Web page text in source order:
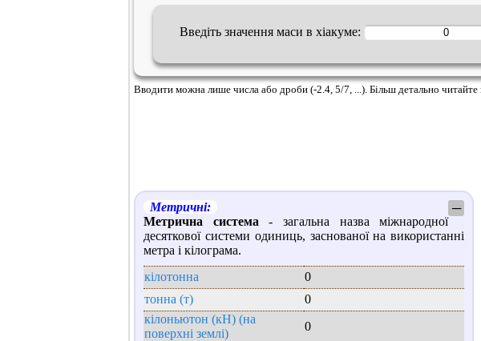
Введіть значення маси в хіакуме:
Вводити можна лише числа або дроби (-2.4, 5/7, ...). Більш детально читайте
Метричні:
─
Метрична система- загальна назва міжнародної
десяткової системи одиниць, заснованої на використанні
метра і кілограма.
кілотонна
0
тонна (т)
0
кілоньютон (кН) (на
поверхні землі)
0